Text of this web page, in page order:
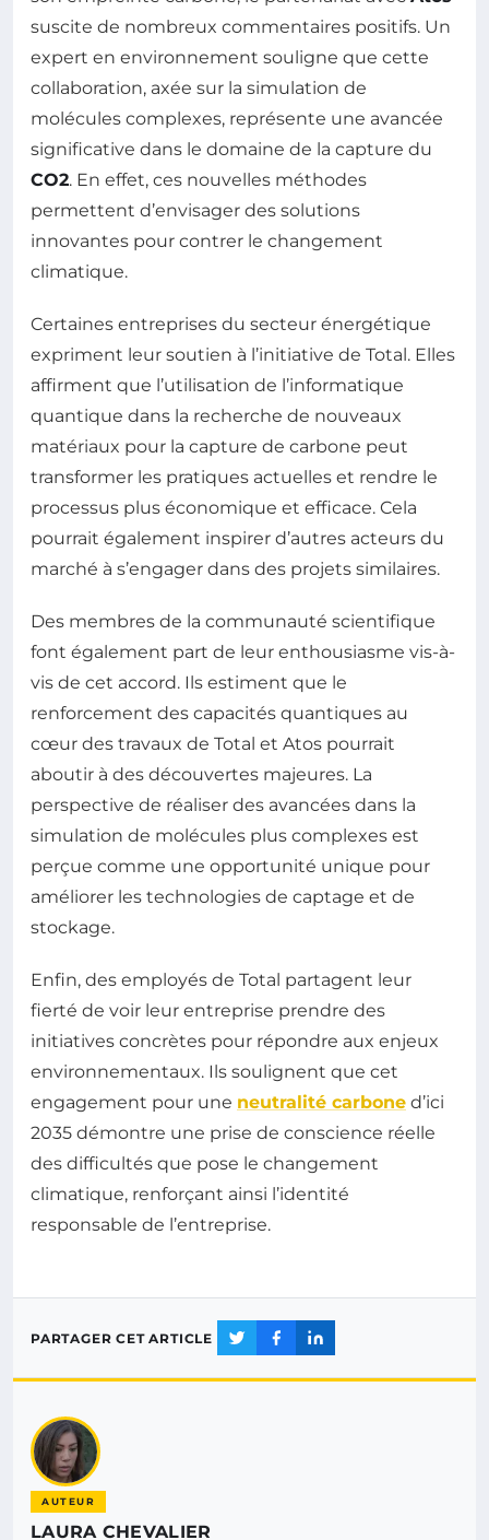
suscite de nombreux commentaires positifs. Un
expert en environnement souligne que cette
collaboration, axée sur la simulation de
molécules complexes, représente une avancée
significative dans le domaine de la capture du
CO2. En effet, ces nouvelles méthodes
permettent d’envisager des solutions
innovantes pour contrer le changement
climatique.
Certaines entreprises du secteur énergétique
expriment leur soutien à l’initiative de Total. Elles
affirment que l’utilisation de l’informatique
quantique dans la recherche de nouveaux
matériaux pour la capture de carbone peut
transformer les pratiques actuelles et rendre le
processus plus économique et efficace. Cela
pourrait également inspirer d’autres acteurs du
marché à s’engager dans des projets similaires.
Des membres de la communauté scientifique
font également part de leur enthousiasme vis-à-
vis de cet accord. Ils estiment que le
renforcement des capacités quantiques au
cœur des travaux de Total et Atos pourrait
aboutir à des découvertes majeures. La
perspective de réaliser des avancées dans la
simulation de molécules plus complexes est
perçue comme une opportunité unique pour
améliorer les technologies de captage et de
stockage.
Enfin, des employés de Total partagent leur
fierté de voir leur entreprise prendre des
initiatives concrètes pour répondre aux enjeux
environnementaux. Ils soulignent que cet
engagement pour une neutralité carbone d’ici
2035 démontre une prise de conscience réelle
des difficultés que pose le changement
climatique, renforçant ainsi l’identité
responsable de l’entreprise.
PARTAGER CET ARTICLE
AUTEUR
LAURA CHEVALIER